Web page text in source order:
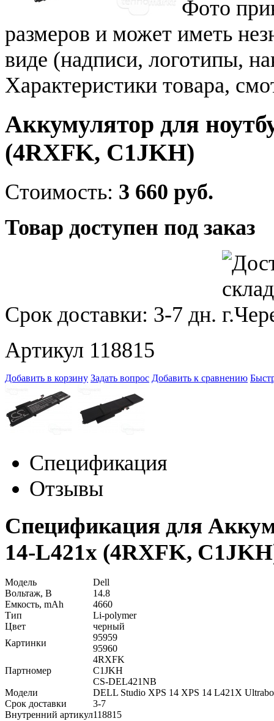
Фото
размеров и может иметь
виде (надписи, логотипы,
Характеристики товара,
Аккумулятор для
(4RXFK, C1JKH)
Стоимость: 3 660 руб.
Товар доступен под заказ
Срок доставки: 3-7 дн.
Артикул 118815
Добавить в корзину Задать вопрос Добавить к сравнению
Спецификация
Отзывы
Спецификация для
14-L421x (4RXFK,
Модель
Dell
Вольтаж, В
14.8
Емкость, mAh
4660
Тип
Li-polymer
Цвет
черный
Картинки
95959
95960
Партномер
4RXFK
C1JKH
CS-DEL421NB
Модели
DELL Studio XPS 14 XPS 14 L421X
Срок доставки
3-7
Внутренний артикул118815